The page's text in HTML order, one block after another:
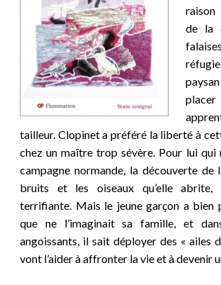
de la
tailleur. Clopinet a préféré la liberté à
chez un maître trop sévère. Pour lui qui
campagne normande, la découverte de
bruits et les oiseaux qu’elle
terrifiante. Mais le jeune garçon a bien
que ne l’imaginait sa famille, et
angoissants, il sait déployer des « ailes
vont l’aider à affronter la vie et à devenir